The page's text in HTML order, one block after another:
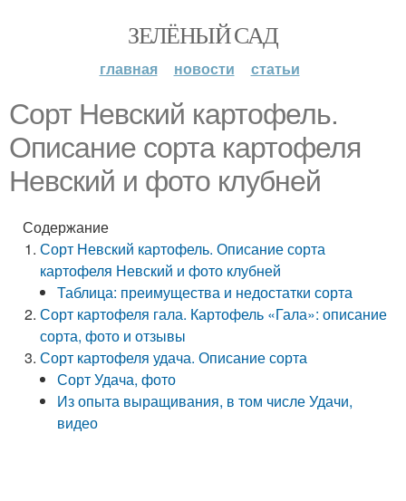
ЗЕЛЁНЫЙ САД
главная новости статьи
Сорт Невский картофель.
Описание сорта картофеля
Невский и фото клубней
Содержание
Сорт Невский картофель. Описание сорта
картофеля Невский и фото клубней
Таблица: преимущества и недостатки сорта
Сорт картофеля гала. Картофель «Гала»: описание
сорта, фото и отзывы
Сорт картофеля удача. Описание сорта
Сорт Удача, фото
Из опыта выращивания, в том числе Удачи,
видео